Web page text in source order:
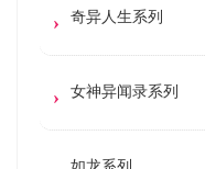
奇异人生系列
女神异闻录系列